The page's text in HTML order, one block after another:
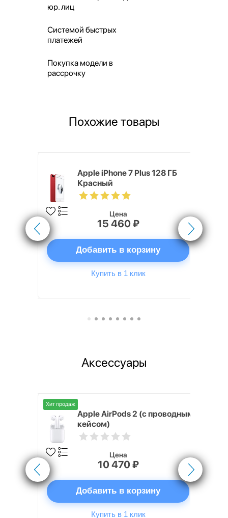
юр. лиц
Системой быстрых
платежей
Покупка модели в
рассрочку
Похожие товары
Apple iPhone 7 Plus 128 ГБ
Красный
Цена
15 460 ₽
Добавить в корзину
Купить в 1 клик
Аксессуары
Хит продаж
Apple AirPods 2 (с проводным
кейсом)
Цена
10 470 ₽
Добавить в корзину
Купить в 1 клик